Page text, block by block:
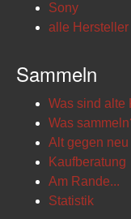
Sony
alle Hersteller
Sammeln
Was sind alte
Was
Alt gegen neu
Kaufberatung
Am Rande...
Statistik